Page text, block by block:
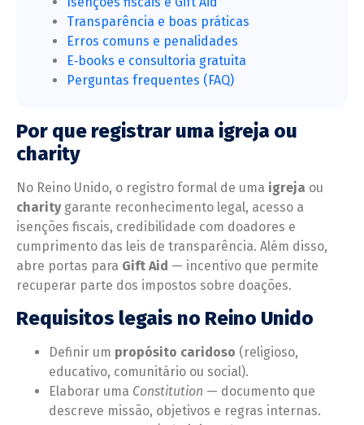
Transparência e boas práticas
Erros comuns e penalidades
E‑books e consultoria gratuita
Perguntas frequentes (FAQ)
Por que registrar uma igreja ou
charity
No Reino Unido, o registro formal de uma igreja ou
charitygarante reconhecimento legal, acesso a
isenções fiscais, credibilidade com doadores e
cumprimento das leis de transparência. Além disso,
abre portas para Gift Aid — incentivo que permite
recuperar parte dos impostos sobre doações.
Requisitos legais no Reino Unido
Definir um propósito caridoso (religioso,
educativo, comunitário ou social).
Elaborar uma Constitution — documento que
descreve missão, objetivos e regras internas.